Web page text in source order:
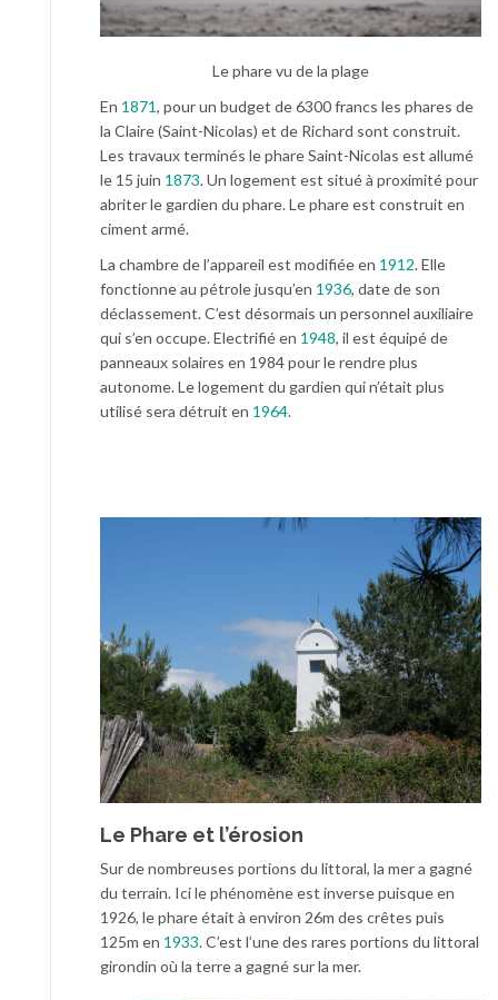
Le phare vu de la plage
En 1871, pour un budget de 6300 francs les phares de
la Claire (Saint-Nicolas) et de Richard sont construit.
Les travaux terminés le phare Saint-Nicolas est allumé
le 15 juin 1873. Un logement est situé à proximité pour
abriter le gardien du phare. Le phare est construit en
ciment armé.
La chambre de l’appareil est modifiée en 1912. Elle
fonctionne au pétrole jusqu’en 1936, date de son
déclassement. C’est désormais un personnel auxiliaire
qui s’en occupe. Electrifié en 1948, il est équipé de
panneaux solaires en 1984 pour le rendre plus
autonome. Le logement du gardien qui n’était plus
utilisé sera détruit en 1964.
Le Phare et l’érosion
Sur de nombreuses portions du littoral, la mer a gagné
du terrain. Ici le phénomène est inverse puisque en
1926, le phare était à environ 26m des crêtes puis
125m en 1933. C’est l’une des rares portions du littoral
girondin où la terre a gagné sur la mer.